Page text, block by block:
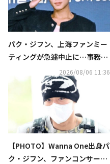
パク・ジフン、上海ファンミー
ティングが急遽中止に…事務所
2026/08/06 11:36
【PHOTO】Wanna One出身パ
ク・ジフン、ファンコンサート